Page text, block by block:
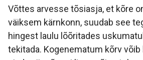
Võttes arvesse tõsiasja, et kõre
väiksem kärnkonn, suudab see
hingest laulu lõõritades
tekitada. Kogenematum kõrv võib